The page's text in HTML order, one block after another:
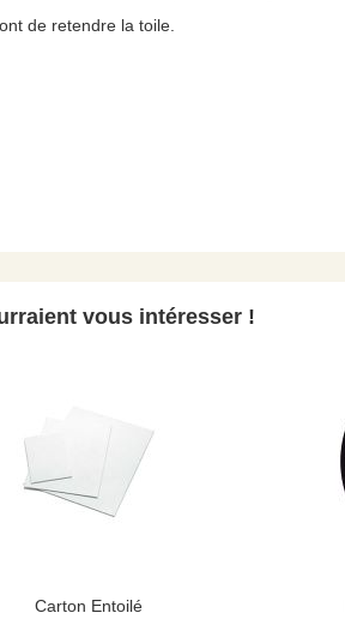
de retendre la toile.
vous intéresser !
Carton Entoilé